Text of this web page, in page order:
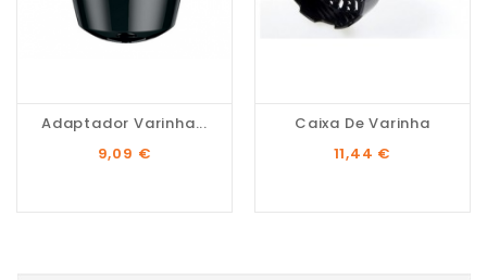
Adaptador Varinha...
Preço
9,09 €
Caixa De Varinha
Preço
11,44 €